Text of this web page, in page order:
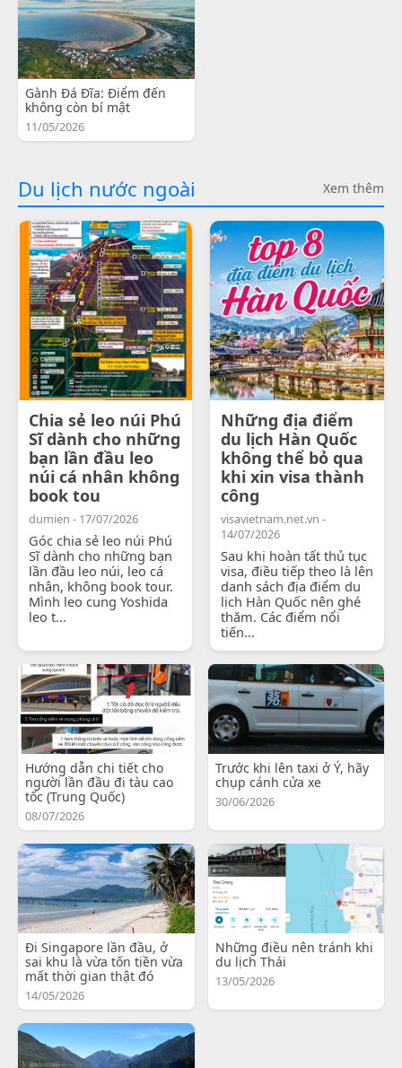
Gành Đá Đĩa: Điểm đến
không còn bí mật
11/05/2026
Du lịch nước ngoài Xem thêm
Chia sẻ leo núi Phú
Sĩ dành cho những
bạn lần đầu leo
núi cá nhân không
book tou
dumien - 17/07/2026
Góc chia sẻ leo núi Phú
Sĩ dành cho những bạn
lần đầu leo núi, leo cá
nhân, không book tour.
Mình leo cung Yoshida
leo t...
Những địa điểm
du lịch Hàn Quốc
không thể bỏ qua
khi xin visa thành
công
visavietnam.net.vn -
14/07/2026
Sau khi hoàn tất thủ tục
visa, điều tiếp theo là lên
danh sách địa điểm du
lịch Hàn Quốc nên ghé
thăm. Các điểm nổi
tiến...
Hướng dẫn chi tiết cho
người lần đầu đi tàu cao
tốc (Trung Quốc)
08/07/2026
Trước khi lên taxi ở Ý, hãy
chụp cánh cửa xe
30/06/2026
Đi Singapore lần đầu, ở
sai khu là vừa tốn tiền vừa
mất thời gian thật đó
14/05/2026
Những điều nên tránh khi
du lịch Thái
13/05/2026